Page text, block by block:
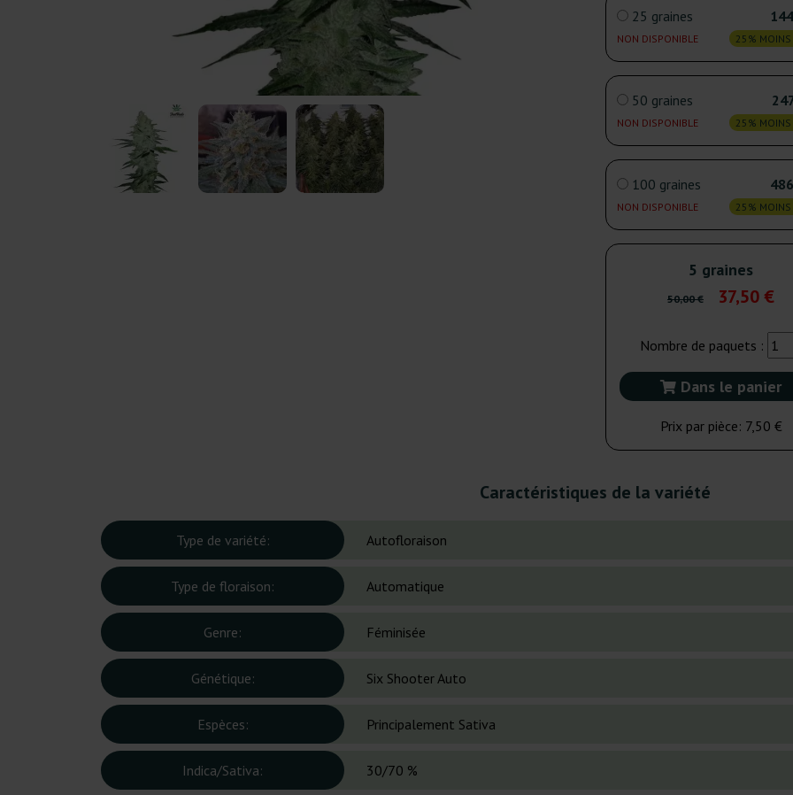
25 graines
NON DISPONIBLE 25% MOINS
50 graines
NON DISPONIBLE 25% MOINS
100 graines
NON DISPONIBLE 25% MOINS
5 graines
50,00 € 37,50 €
Nombre de paquets :
Dans le panier
Prix par pièce: 7,50 €
Caractéristiques de la variété
Type de variété: Autofloraison
Type de floraison: Automatique
Genre: Féminisée
Génétique: Six Shooter Auto
Espèces: Principalement Sativa
Indica/Sativa: 30/70 %